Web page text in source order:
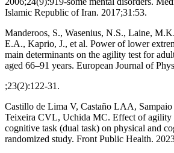
Islamic Republic of Iran. 2017;31:53.
Manderoos, S., Wasenius, N.S., Laine,
E.A., Kaprio, J., et al. Power of lower
main determinants on the agility test for
aged 66–91 years. European Journal of
;23(2):122-31.
Castillo de Lima V, Castaño LAA,
Teixeira CVL, Uchida MC. Effect of agility
cognitive task (dual task) on physical and
randomized study. Front Public Health.